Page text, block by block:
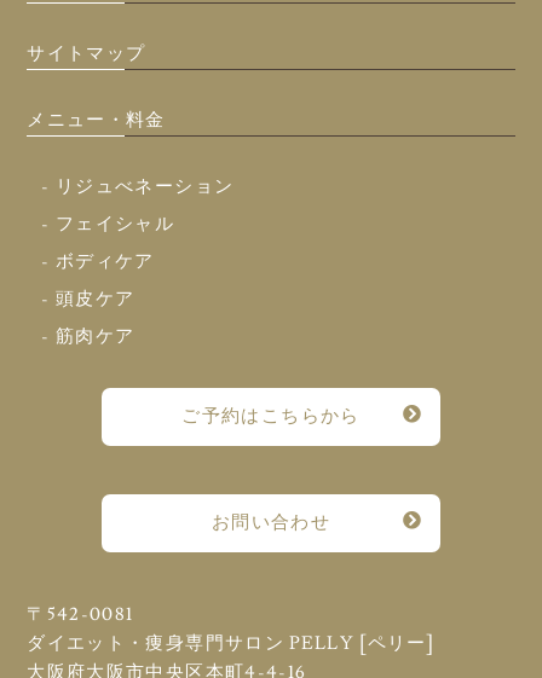
サイトマップ
メニュー・料金
- リジュべネーション
- フェイシャル
- ボディケア
- 頭皮ケア
- 筋肉ケア
ご予約はこちらから
お問い合わせ
〒542-0081
ダイエット・痩身専門サロン PELLY [ペリー]
大阪府大阪市中央区本町4-4-16